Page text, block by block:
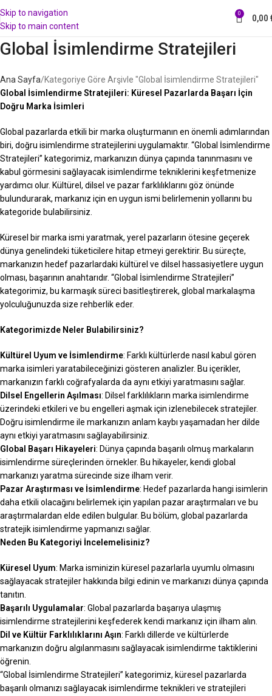
Skip to navigation
Skip to main content
0 0,00
Global İsimlendirme Stratejileri
Ana Sayfa Kategoriye Göre Arşivle "Global İsimlendirme Stratejileri"
Global İsimlendirme Stratejileri: Küresel Pazarlarda Başarı İçin
Doğru Marka İsimleri
Global pazarlarda etkili bir marka oluşturmanın en önemli adımlarından
biri, doğru isimlendirme stratejilerini uygulamaktır. “Global İsimlendirme
Stratejileri” kategorimiz, markanızın dünya çapında tanınmasını ve
kabul görmesini sağlayacak isimlendirme tekniklerini keşfetmenize
yardımcı olur. Kültürel, dilsel ve pazar farklılıklarını göz önünde
bulundurarak, markanız için en uygun ismi belirlemenin yollarını bu
kategoride bulabilirsiniz.
Küresel bir marka ismi yaratmak, yerel pazarların ötesine geçerek
dünya genelindeki tüketicilere hitap etmeyi gerektirir. Bu süreçte,
markanızın hedef pazarlardaki kültürel ve dilsel hassasiyetlere uygun
olması, başarının anahtarıdır. “Global İsimlendirme Stratejileri”
kategorimiz, bu karmaşık süreci basitleştirerek, global markalaşma
yolculuğunuzda size rehberlik eder.
Kategorimizde Neler Bulabilirsiniz?
Kültürel Uyum ve İsimlendirme: Farklı kültürlerde nasıl kabul gören
marka isimleri yaratabileceğinizi gösteren analizler. Bu içerikler,
markanızın farklı coğrafyalarda da aynı etkiyi yaratmasını sağlar.
Dilsel Engellerin Aşılması: Dilsel farklılıkların marka isimlendirme
üzerindeki etkileri ve bu engelleri aşmak için izlenebilecek stratejiler.
Doğru isimlendirme ile markanızın anlam kaybı yaşamadan her dilde
aynı etkiyi yaratmasını sağlayabilirsiniz.
Global Başarı Hikayeleri: Dünya çapında başarılı olmuş markaların
isimlendirme süreçlerinden örnekler. Bu hikayeler, kendi global
markanızı yaratma sürecinde size ilham verir.
Pazar Araştırması ve İsimlendirme: Hedef pazarlarda hangi isimlerin
daha etkili olacağını belirlemek için yapılan pazar araştırmaları ve bu
araştırmalardan elde edilen bulgular. Bu bölüm, global pazarlarda
stratejik isimlendirme yapmanızı sağlar.
Neden Bu Kategoriyi İncelemelisiniz?
Küresel Uyum: Marka isminizin küresel pazarlarla uyumlu olmasını
sağlayacak stratejiler hakkında bilgi edinin ve markanızı dünya çapında
tanıtın.
Başarılı Uygulamalar: Global pazarlarda başarıya ulaşmış
isimlendirme stratejilerini keşfederek kendi markanız için ilham alın.
Dil ve Kültür Farklılıklarını Aşın: Farklı dillerde ve kültürlerde
markanızın doğru algılanmasını sağlayacak isimlendirme taktiklerini
öğrenin.
“Global İsimlendirme Stratejileri” kategorimiz, küresel pazarlarda
başarılı olmanızı sağlayacak isimlendirme teknikleri ve stratejileri